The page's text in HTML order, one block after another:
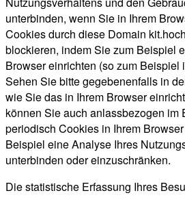
unterbinden, wenn Sie in Ihrem
Cookies durch diese Domain
blockieren, indem Sie zum Beispiel
Browser einrichten (so zum Beispiel
Sehen Sie bitte gegebenenfalls in
wie Sie das in Ihrem Browser
können Sie auch anlassbezogen im
periodisch Cookies in Ihrem
Beispiel eine Analyse Ihres
unterbinden oder einzuschränken.
Die statistische Erfassung Ihres